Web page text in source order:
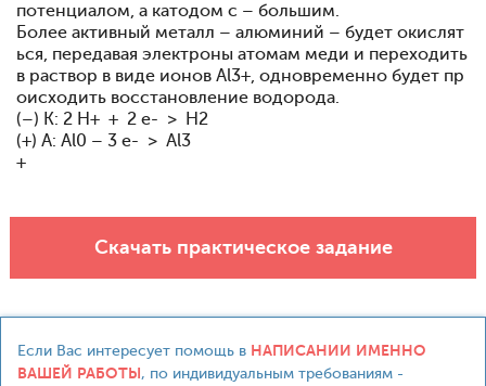
потенциалом, а катодом с – большим.
Более активный металл – алюминий – будет окислят
ься, передавая электроны атомам меди и переходить
в раствор в виде ионов Al3+, одновременно будет пр
оисходить восстановление водорода.
(–) K: 2 H+ + 2 e- > H2
(+) A: Al0 – 3 e- > Al3
+
Скачать практическое задание
Если Вас интересует помощь в НАПИСАНИИ ИМЕННО
ВАШЕЙ РАБОТЫ, по индивидуальным требованиям -